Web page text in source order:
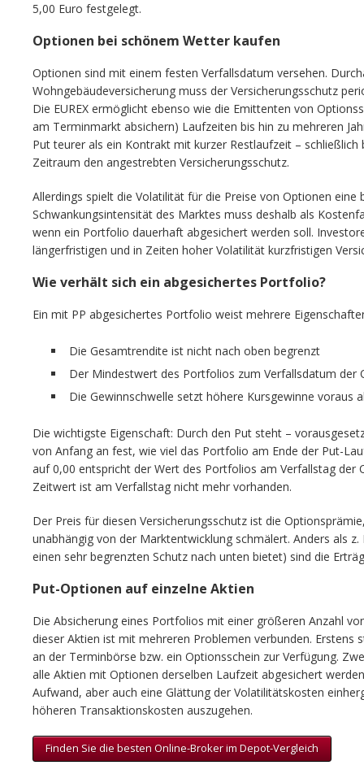
5,00 Euro festgelegt.
Optionen bei schönem Wetter kaufen
Optionen sind mit einem festen Verfallsdatum versehen.
Wohngebäudeversicherung muss der Versicherungsschutz
Die EUREX ermöglicht ebenso wie die Emittenten von
am Terminmarkt absichern) Laufzeiten bis hin zu mehreren
Put teurer als ein Kontrakt mit kurzer Restlaufzeit –
Zeitraum den angestrebten Versicherungsschutz.
Allerdings spielt die Volatilität für die Preise von Optionen eine
Schwankungsintensität des Marktes muss deshalb als
wenn ein Portfolio dauerhaft abgesichert werden soll.
längerfristigen und in Zeiten hoher Volatilität kurzfristigen
Wie verhält sich ein abgesichertes Portfolio?
Ein mit PP abgesichertes Portfolio weist mehrere
Die Gesamtrendite ist nicht nach oben begrenzt
Der Mindestwert des Portfolios zum Verfallsdatum der
Die Gewinnschwelle setzt höhere Kursgewinne voraus
Die wichtigste Eigenschaft: Durch den Put steht –
von Anfang an fest, wie viel das Portfolio am Ende der Put-
auf 0,00 entspricht der Wert des Portfolios am Verfallstag der
Zeitwert ist am Verfallstag nicht mehr vorhanden.
Der Preis für diesen Versicherungsschutz ist die
unabhängig von der Marktentwicklung schmälert. Anders als z.
einen sehr begrenzten Schutz nach unten bietet) sind die
Put-Optionen auf einzelne Aktien
Die Absicherung eines Portfolios mit einer größeren Anzahl
dieser Aktien ist mit mehreren Problemen verbunden. Erstens
an der Terminbörse bzw. ein Optionsschein zur Verfügung.
alle Aktien mit Optionen derselben Laufzeit abgesichert
Aufwand, aber auch eine Glättung der Volatilitätskosten
höheren Transaktionskosten auszugehen.
Finden Sie die besten Online-Broker im Depot-Vergleich